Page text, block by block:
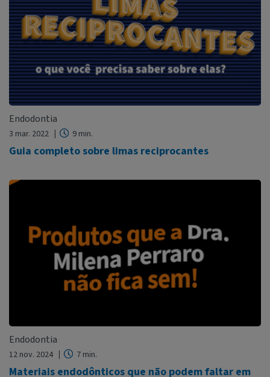
Endodontia
3 mar. 2022 9 min.
Guia completo sobre limas reciprocantes
Endodontia
12 nov. 2024 7 min.
Materiais endodônticos que não podem faltar em